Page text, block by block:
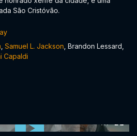
São Cristóvão.
Samuel L. Jackson , Brandon Lessard,
Capaldi